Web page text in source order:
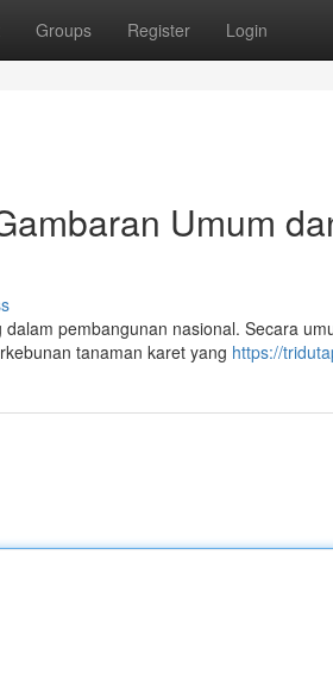
Groups Register Login
Umum
pembangunan nasional. Secara
tanaman karet yang https://